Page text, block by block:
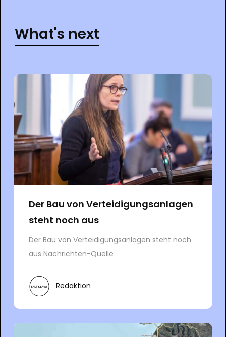
What's next
Der Bau von Verteidigungsanlagen
steht noch aus
Der Bau von Verteidigungsanlagen steht noch
aus Nachrichten-Quelle
Redaktion